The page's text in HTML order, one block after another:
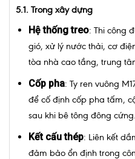
5.1. Trong xây dựng
Hệ thống treo: Thi công
gió, xử lý nước thải, cơ
tòa nhà cao tầng, trung
Cốp pha: Ty ren vuông
để cố định cốp pha tấm,
sau khi bê tông đông cứng.
Kết cấu thép: Liên kết
đảm bảo ổn định trong